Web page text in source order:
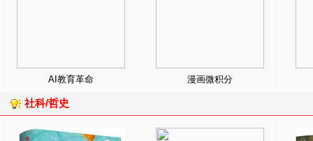
AI教育革命 漫画微积分
社科/哲史